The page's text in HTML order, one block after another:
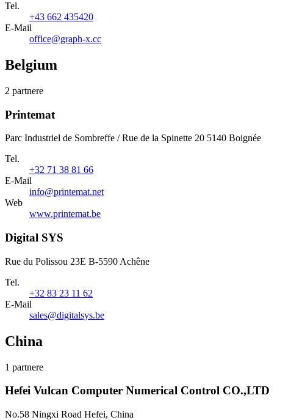
Tel.
+43 662 435420
E-Mail
office@graph-x.cc
Belgium
2 partnere
Printemat
Parc Industriel de Sombreffe / Rue de la Spinette 20 5140 Boignée
Tel.
+32 71 38 81 66
E-Mail
info@printemat.net
Web
www.printemat.be
Digital SYS
Rue du Polissou 23E B-5590 Achêne
Tel.
+32 83 23 11 62
E-Mail
sales@digitalsys.be
China
1 partnere
Hefei Vulcan Computer Numerical Control CO.,LTD
No.58 Ningxi Road Hefei, China